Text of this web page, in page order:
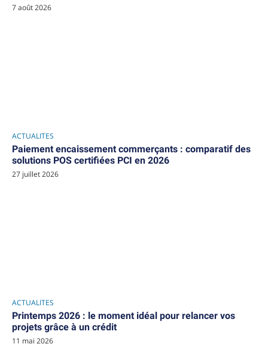
7 août 2026
ACTUALITES
Paiement encaissement commerçants : comparatif des
solutions POS certifiées PCI en 2026
27 juillet 2026
ACTUALITES
Printemps 2026 : le moment idéal pour relancer vos
projets grâce à un crédit
11 mai 2026